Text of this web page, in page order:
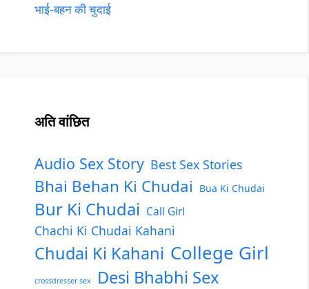
भाई-बहन की चुदाई
अति वांछित
Audio Sex Story Best Sex Stories
Bhai Behan Ki Chudai Bua Ki Chudai
Bur Ki Chudai Call Girl
Chachi Ki Chudai Kahani
Chudai Ki Kahani College Girl
crossdresser sex Desi Bhabhi Sex